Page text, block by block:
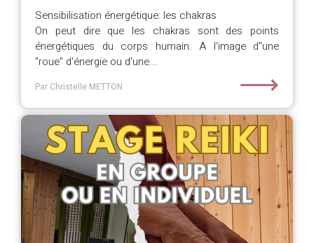
Sensibilisation énergétique: les chakras
On peut dire que les chakras sont des points
énergétiques du corps humain. A l'image d"une
"roue" d'énergie ou d'une...
Par Christelle METTON ⟶